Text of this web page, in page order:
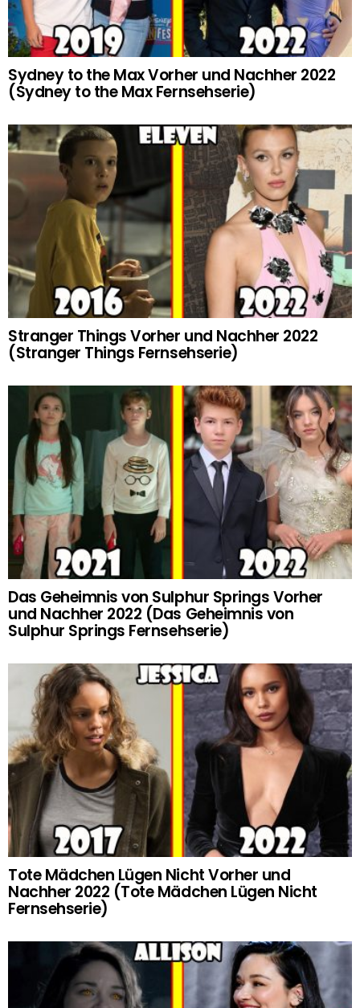
Sydney to the Max Vorher und Nachher 2022
(Sydney to the Max Fernsehserie)
Stranger Things Vorher und Nachher 2022
(Stranger Things Fernsehserie)
Das Geheimnis von Sulphur Springs Vorher
und Nachher 2022 (Das Geheimnis von
Sulphur Springs Fernsehserie)
Tote Mädchen Lügen Nicht Vorher und
Nachher 2022 (Tote Mädchen Lügen Nicht
Fernsehserie)